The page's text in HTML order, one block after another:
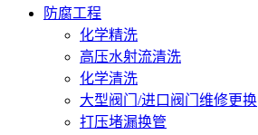
防腐工程
化学精洗
高压水射流清洗
化学清洗
大型阀门/进口阀门维修更换
打压堵漏换管